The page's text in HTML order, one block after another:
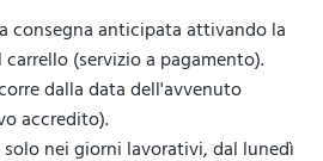
consegna anticipata attivando la
(servizio a pagamento).
dalla data dell'avvenuto
accredito).
nei giorni lavorativi, dal lunedì